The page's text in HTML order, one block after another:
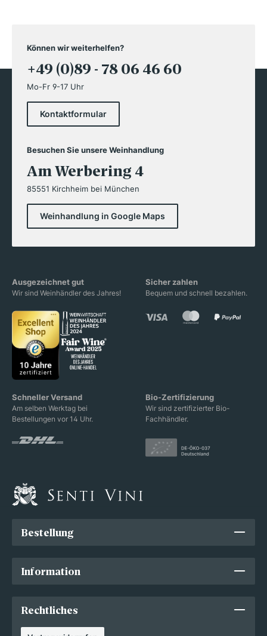
Können wir weiterhelfen?
+49 (0)89 - 78 06 46 60
Mo-Fr 9-17 Uhr
Kontaktformular
Besuchen Sie unsere Weinhandlung
Am Werbering 4
85551 Kirchheim bei München
Weinhandlung in Google Maps
Ausgezeichnet gut
Wir sind Weinhändler des Jahres!
Sicher zahlen
Bequem und schnell bezahlen.
Schneller Versand
Am selben Werktag bei
Bestellungen vor 14 Uhr.
Bio-Zertifizierung
Wir sind zertifizierter Bio-
Fachhändler.
Bestellung
Information
Rechtliches